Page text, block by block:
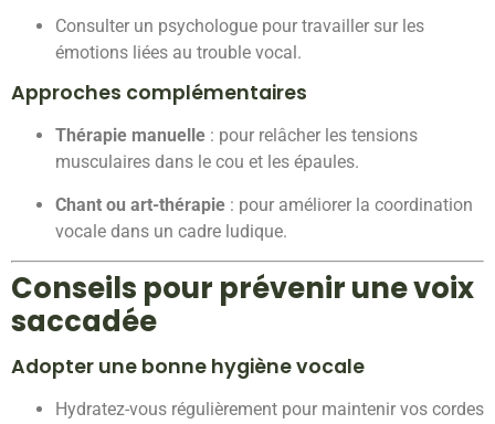
Consulter un psychologue pour travailler sur les
émotions liées au trouble vocal.
Approches complémentaires
Thérapie manuelle : pour relâcher les tensions
musculaires dans le cou et les épaules.
Chant ou art-thérapie : pour améliorer la coordination
vocale dans un cadre ludique.
Conseils pour prévenir une voix
saccadée
Adopter une bonne hygiène vocale
Hydratez-vous régulièrement pour maintenir vos cordes